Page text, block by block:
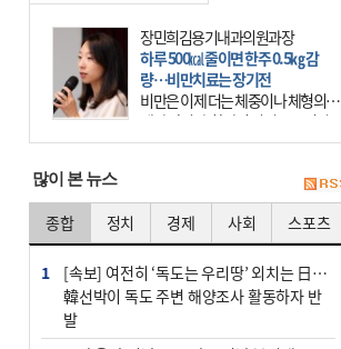
장민희김용기내과의원과장
하루 500㎉ 줄이면 한주 0.5㎏ 감
량…비만치료는 장기전
비만은 이제 더는 체중이나 체형의 문
제가 아니다. 하나의 질병으로 인지
하고 치료와 관리를 해야 한다. 세계
많이 본 뉴스
종합 정치 경제 사회 스포츠
1
[속보] 여전히 ‘독도는 우리땅’ 외치는 日…
韓선박이 독도 주변 해양조사 활동하자 반
발